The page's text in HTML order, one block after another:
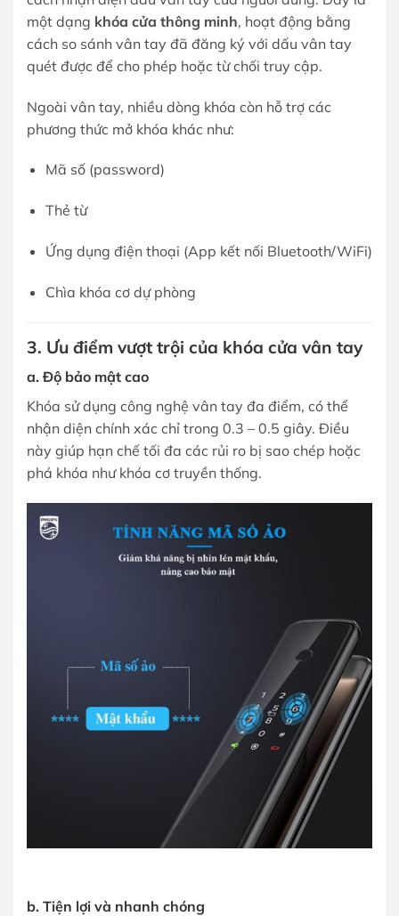
một dạng khóa cửa thông minh, hoạt động bằng
cách so sánh vân tay đã đăng ký với dấu vân tay
quét được để cho phép hoặc từ chối truy cập.
Ngoài vân tay, nhiều dòng khóa còn hỗ trợ các
phương thức mở khóa khác như:
Mã số (password)
Thẻ từ
Ứng dụng điện thoại (App kết nối Bluetooth/WiFi)
Chìa khóa cơ dự phòng
3. Ưu điểm vượt trội của khóa cửa vân tay
a. Độ bảo mật cao
Khóa sử dụng công nghệ vân tay đa điểm, có thể
nhận diện chính xác chỉ trong 0.3 – 0.5 giây. Điều
này giúp hạn chế tối đa các rủi ro bị sao chép hoặc
phá khóa như khóa cơ truyền thống.
b. Tiện lợi và nhanh chóng